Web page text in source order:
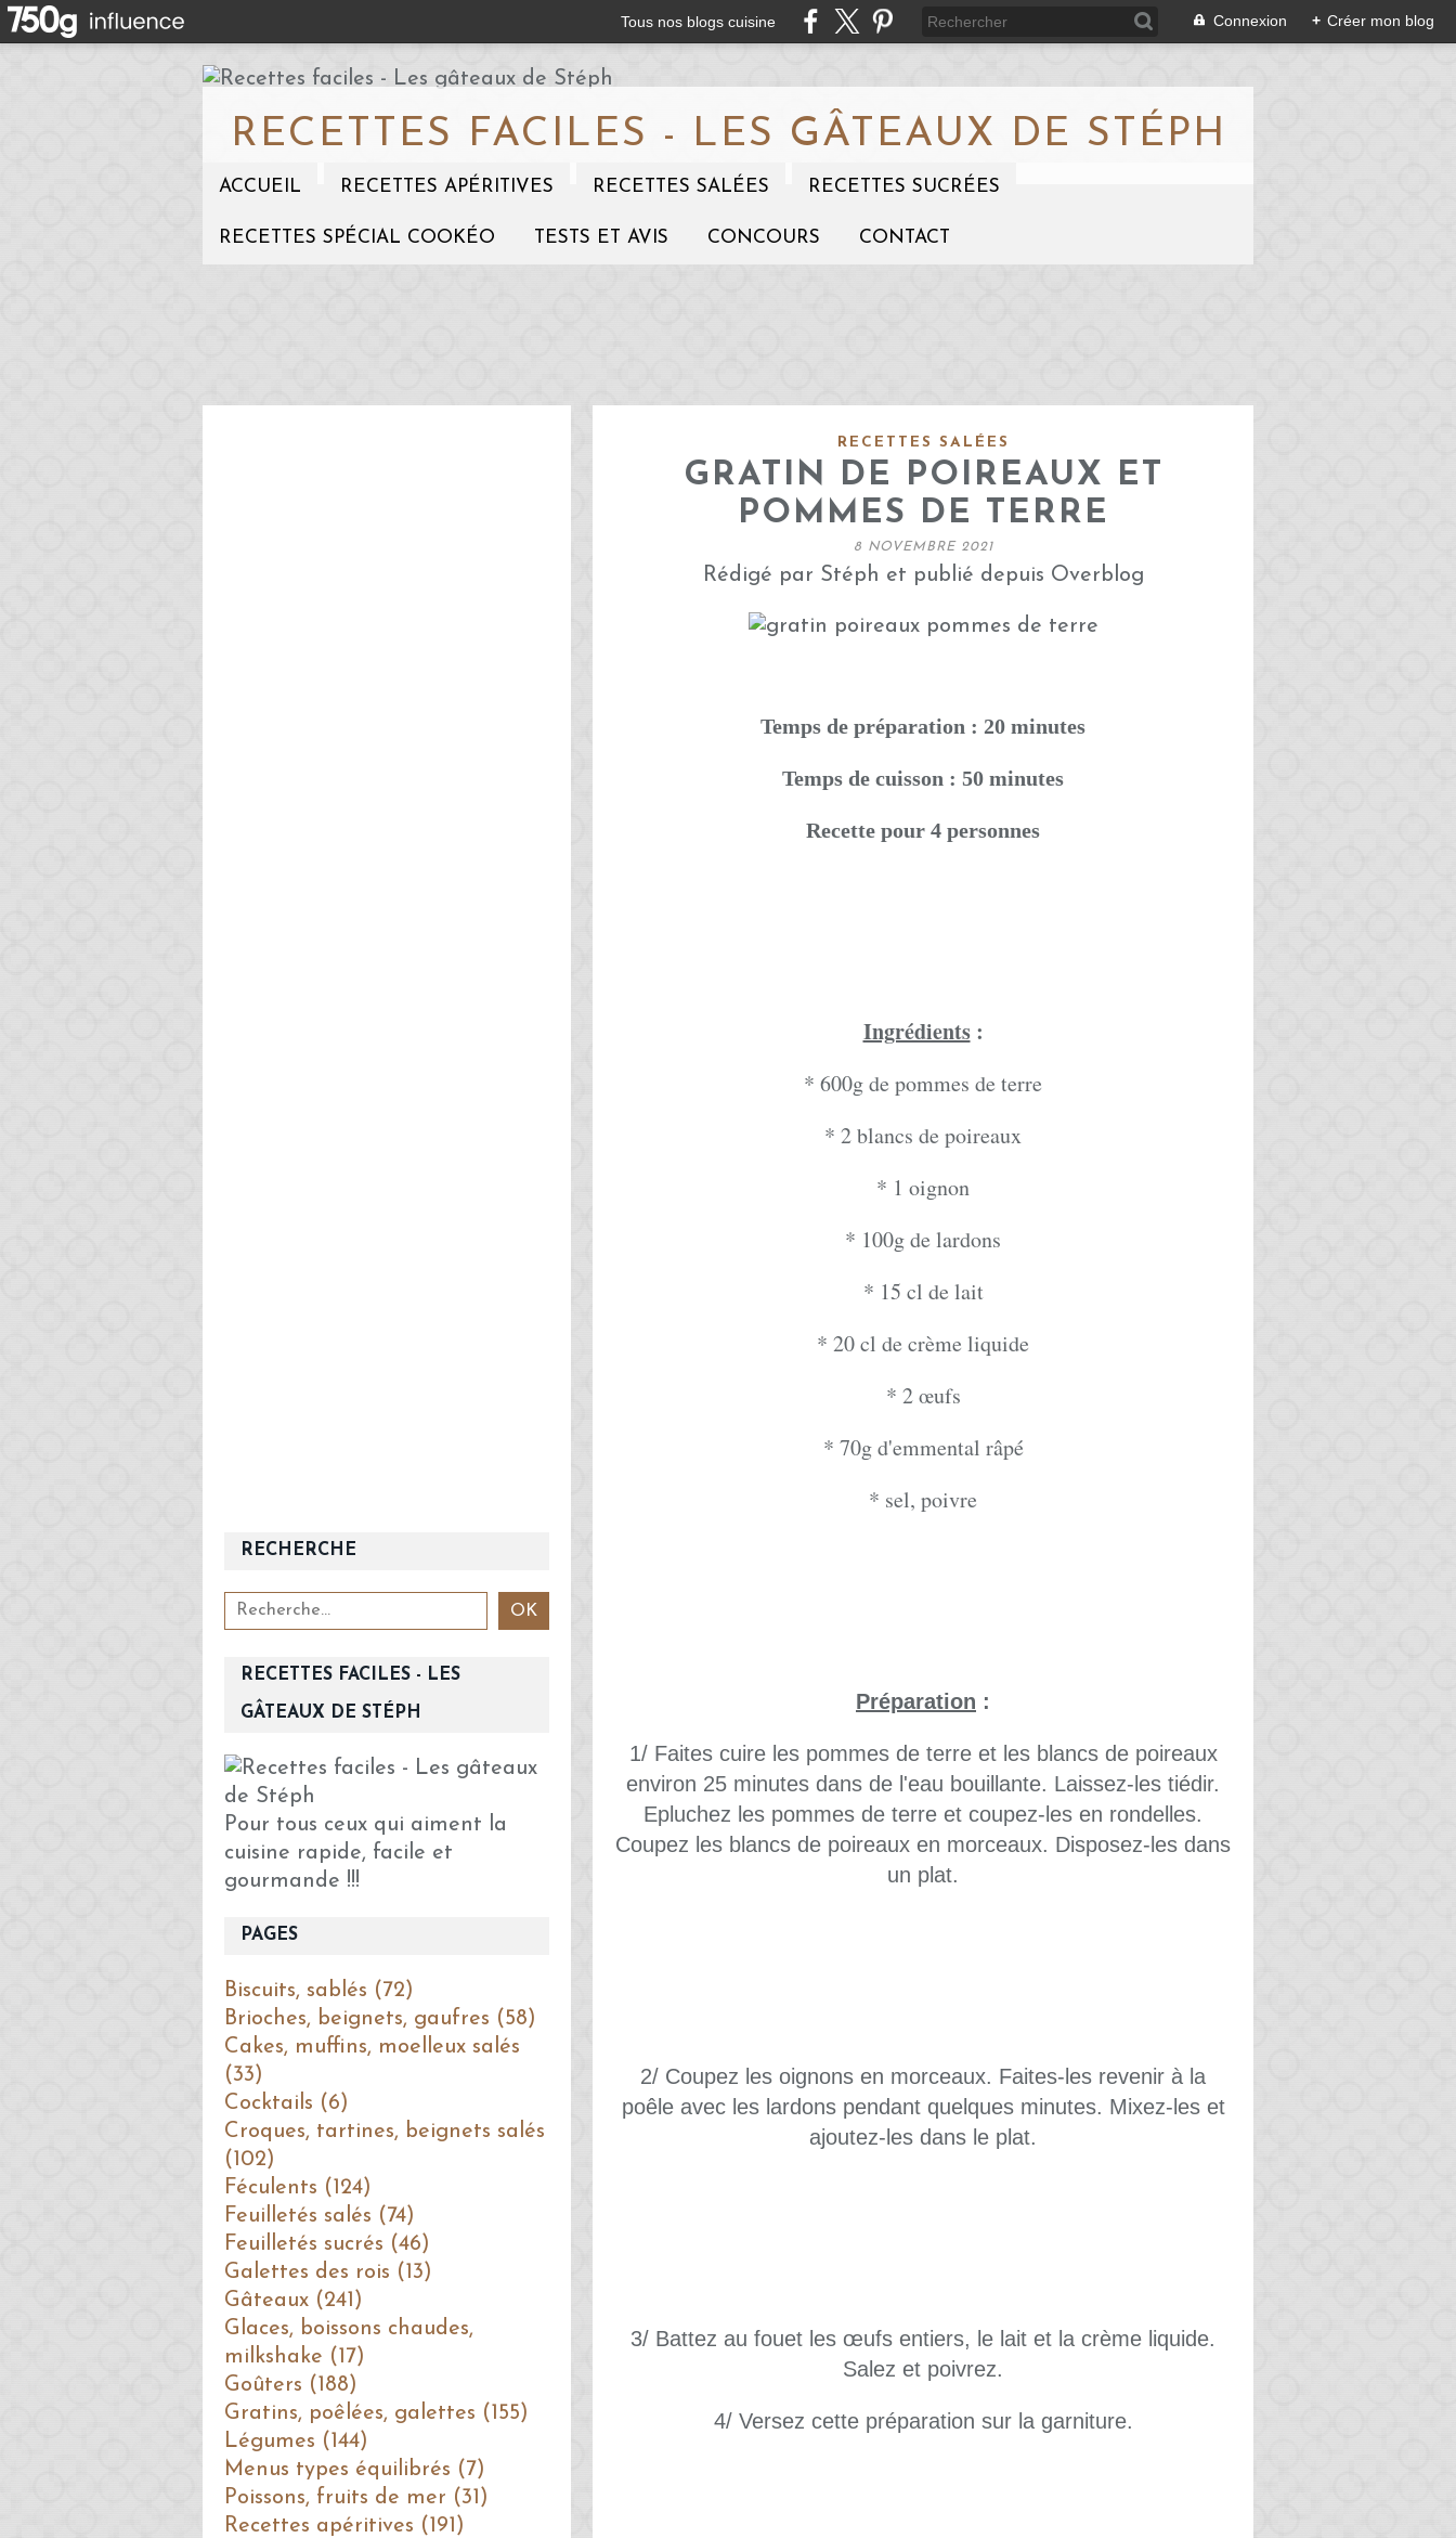
Tous nos blogs cuisine Connexion + Créer mon blog
RECETTES FACILES - LES GÂTEAUX DE STÉPH
ACCUEIL RECETTES APÉRITIVES RECETTES SALÉES RECETTES SUCRÉES
RECETTES SPÉCIAL COOKÉO TESTS ET AVIS CONCOURS CONTACT
RECETTES SALÉES
GRATIN DE POIREAUX ET
POMMES DE TERRE
8 NOVEMBRE 2021
Rédigé par Stéph et publié depuis Overblog
Temps de préparation : 20 minutes
Temps de cuisson : 50 minutes
Recette pour 4 personnes
Ingrédients:
* 600g de pommes de terre
* 2 blancs de poireaux
* 1 oignon
* 100g de lardons
* 15 cl de lait
* 20 cl de crème liquide
* 2 œufs
* 70g d'emmental râpé
* sel, poivre
Préparation :
1/ Faites cuire les pommes de terre et les blancs de poireaux
environ 25 minutes dans de l'eau bouillante. Laissez-les tiédir.
Epluchez les pommes de terre et coupez-les en rondelles.
Coupez les blancs de poireaux en morceaux. Disposez-les dans
un plat.
2/ Coupez les oignons en morceaux. Faites-les revenir à la
poêle avec les lardons pendant quelques minutes. Mixez-les et
ajoutez-les dans le plat.
3/ Battez au fouet les œufs entiers, le lait et la crème liquide.
Salez et poivrez.
4/ Versez cette préparation sur la garniture.
RECHERCHE
RECETTES FACILES - LES
GÂTEAUX DE STÉPH
Pour tous ceux qui aiment la
cuisine rapide, facile et
gourmande !!!
PAGES
Biscuits, sablés (72)
Brioches, beignets, gaufres (58)
Cakes, muffins, moelleux salés
(33)
Cocktails (6)
Croques, tartines, beignets salés
(102)
Féculents (124)
Feuilletés salés (74)
Feuilletés sucrés (46)
Galettes des rois (13)
Gâteaux (241)
Glaces, boissons chaudes,
milkshake (17)
Goûters (188)
Gratins, poêlées, galettes (155)
Légumes (144)
Menus types équilibrés (7)
Poissons, fruits de mer (31)
Recettes apéritives (191)